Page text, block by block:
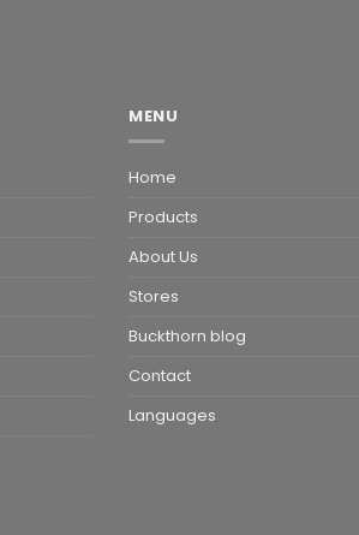
MENU
Home
Products
About Us
Stores
Buckthorn blog
Contact
Languages